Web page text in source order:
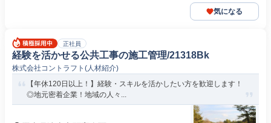
気になる
正社員
経験を活かせる公共工事の施工管理/21318Bk
株式会社コントラフト(人材紹介)
【年休120日以上！】経験・スキルを活かしたい方を歓迎します！
◎地元密着企業！地域の人々...